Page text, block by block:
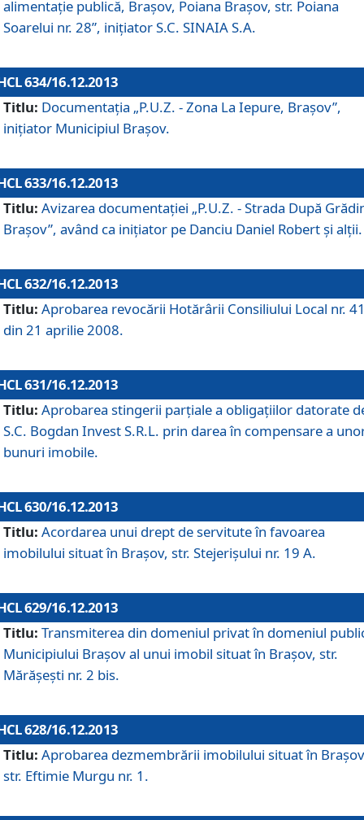
alimentaţie publică, Braşov, Poiana Braşov, str. Poiana
Soarelui nr. 28”, iniţiator S.C. SINAIA S.A.
634/16.12.2013
Titlu: Documentaţia „P.U.Z. - Zona La Iepure, Braşov”,
iniţiator Municipiul Braşov.
633/16.12.2013
Titlu: Avizarea documentaţiei „P.U.Z. - Strada După
Braşov”, având ca iniţiator pe Danciu Daniel Robert şi alţii.
632/16.12.2013
Titlu: Aprobarea revocării Hotărârii Consiliului Local nr.
din 21 aprilie 2008.
631/16.12.2013
Titlu: Aprobarea stingerii parţiale a obligaţiilor datorate
S.C. Bogdan Invest S.R.L. prin darea în compensare a
bunuri imobile.
630/16.12.2013
Titlu: Acordarea unui drept de servitute în favoarea
imobilului situat în Braşov, str. Stejerişului nr. 19 A.
629/16.12.2013
Titlu: Transmiterea din domeniul privat în domeniul
Municipiului Braşov al unui imobil situat în Braşov, str.
Mărăşeşti nr. 2 bis.
628/16.12.2013
Titlu: Aprobarea dezmembrării imobilului situat în
str. Eftimie Murgu nr. 1.